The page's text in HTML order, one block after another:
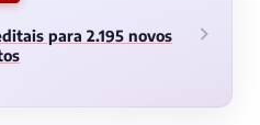
para 2.195 novos